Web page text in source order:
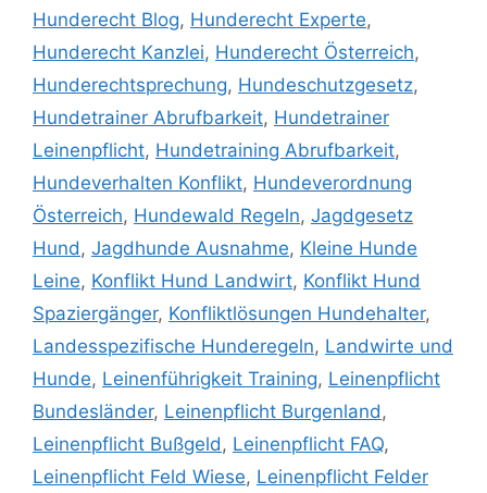
Hunderecht Blog, Hunderecht Experte,
Hunderecht Kanzlei, Hunderecht Österreich,
Hunderechtsprechung, Hundeschutzgesetz,
Hundetrainer Abrufbarkeit, Hundetrainer
Leinenpflicht, Hundetraining Abrufbarkeit,
Hundeverhalten Konflikt, Hundeverordnung
Österreich, Hundewald Regeln, Jagdgesetz
Hund, Jagdhunde Ausnahme, Kleine Hunde
Leine, Konflikt Hund Landwirt, Konflikt Hund
Spaziergänger, Konfliktlösungen Hundehalter,
Landesspezifische Hunderegeln, Landwirte und
Hunde, Leinenführigkeit Training, Leinenpflicht
Bundesländer, Leinenpflicht Burgenland,
Leinenpflicht Bußgeld, Leinenpflicht FAQ,
Leinenpflicht Feld Wiese, Leinenpflicht Felder